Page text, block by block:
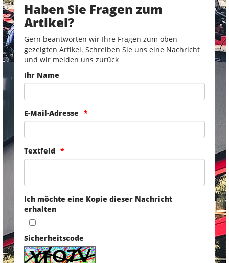
Haben Sie Fragen zum
Artikel?
Gern beantworten wir Ihre Fragen zum oben
gezeigten Artikel. Schreiben Sie uns eine Nachricht
und wir melden uns zurück
Ihr Name
E-Mail-Adresse
Textfeld
Ich möchte eine Kopie dieser Nachricht
erhalten
Sicherheitscode